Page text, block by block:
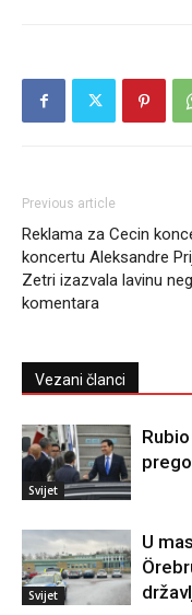
Previous article
Reklama za Cecin
koncertu Aleksandre
Zetri izazvala lavinu
komentara
Vezani članci
Svijet
Svijet
U